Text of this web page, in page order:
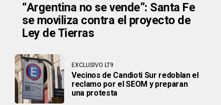
“Argentina no se vende”: Santa Fe
se moviliza contra el proyecto de
Ley de Tierras
EXCLUSIVO LT9
Vecinos de Candioti Sur redoblan el
reclamo por el SEOM y preparan
una protesta